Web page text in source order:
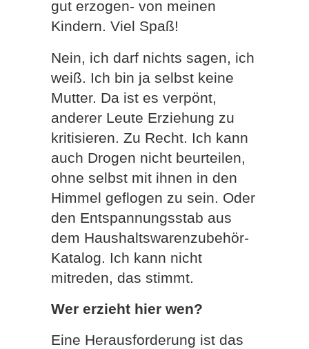
gut erzogen- von meinen
Kindern. Viel Spaß!
Nein, ich darf nichts sagen, ich
weiß. Ich bin ja selbst keine
Mutter. Da ist es verpönt,
anderer Leute Erziehung zu
kritisieren. Zu Recht. Ich kann
auch Drogen nicht beurteilen,
ohne selbst mit ihnen in den
Himmel geflogen zu sein. Oder
den Entspannungsstab aus
dem Haushaltswarenzubehör-
Katalog. Ich kann nicht
mitreden, das stimmt.
Wer erzieht hier wen?
Eine Herausforderung ist das